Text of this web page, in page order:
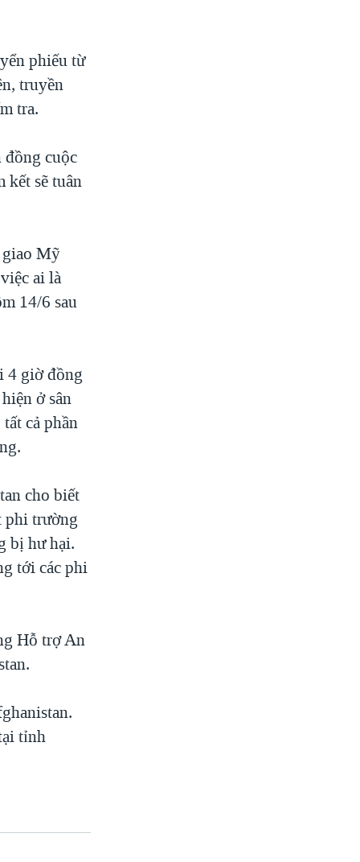
phiếu từ
truyền
tra.
cuộc
kết sẽ tuân
giao Mỹ
ai là
14/6 sau
4 giờ đồng
ở sân
cả phần
cho biết
phi trường
bị hư hại.
tới các phi
Hỗ trợ An
tỉnh